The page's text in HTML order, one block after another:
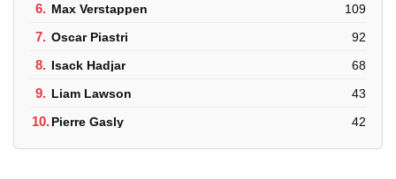
6. Max Verstappen 109
7. Oscar Piastri 92
8. Isack Hadjar 68
9. Liam Lawson 43
10.Pierre Gasly 42